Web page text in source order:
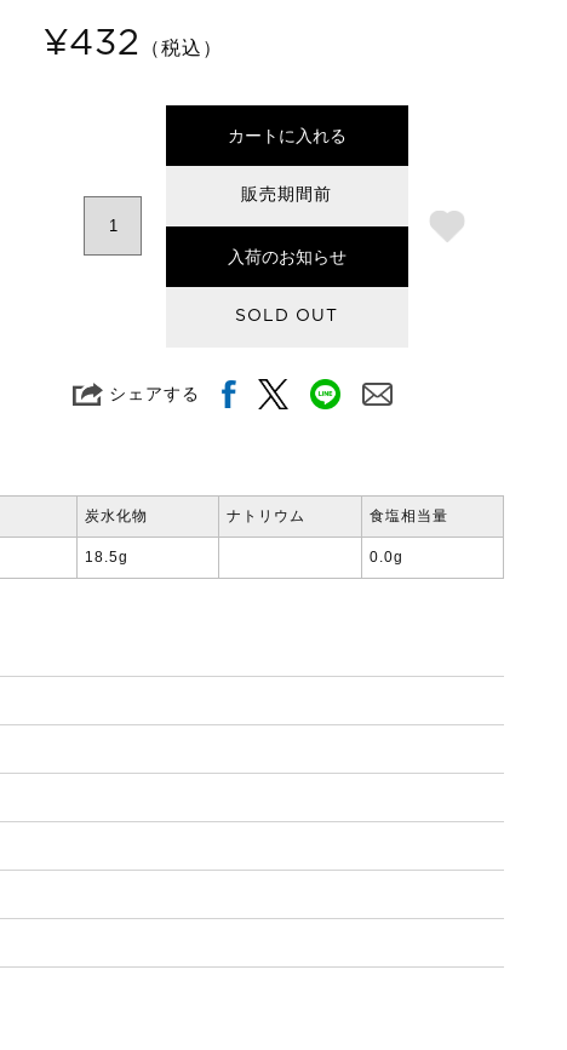
¥432 （税込）
カートに入れる
販売期間前
入荷のお知らせ
SOLD OUT
シェアする
炭水化物
18.5g
ナトリウム 食塩相当量
0.0g